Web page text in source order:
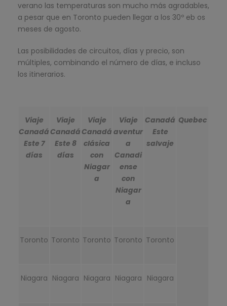
verano las temperaturas son mucho más agradables,
a pesar que en Toronto pueden llegar a los 30º eb os
meses de agosto.
Las posibilidades de circuitos, días y precio, son
múltiples, combinando el número de días, e incluso
los itinerarios.
Viaje
Canadá
Este 7
días
Viaje
Canadá
Este 8
días
Viaje
Canadá
clásica
con
Niagar
a
Viaje
aventur
a
Canadi
ense
con
Niagar
a
Canadá
Este
salvaje
Quebec
Toronto Toronto Toronto Toronto Toronto
Niagara Niagara Niagara Niagara Niagara